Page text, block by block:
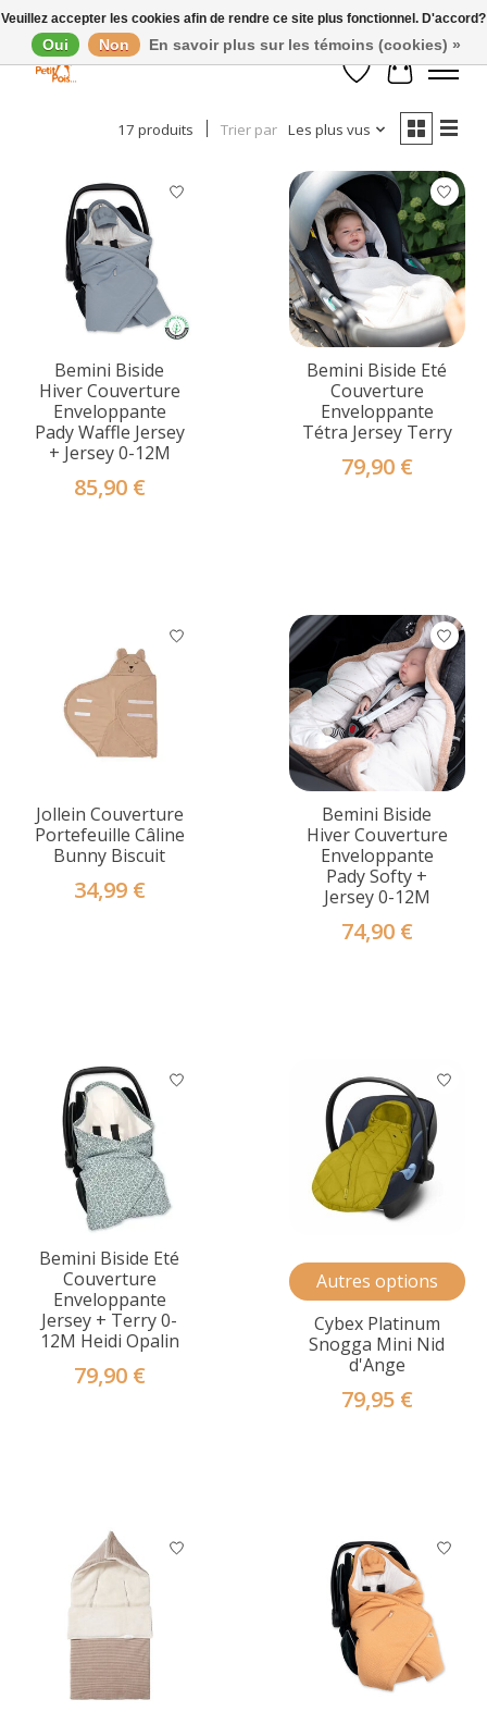
Liste de souhaits
Panier
Afficher les filtres
17 produits Trier par Les plus vus
Bemini Biside
Hiver Couverture
Enveloppante
Pady Waffle Jersey
+ Jersey 0-12M
85,90 €
Bemini Biside Eté
Couverture
Enveloppante
Tétra Jersey Terry
79,90 €
Jollein Couverture
Portefeuille Câline
Bunny Biscuit
34,99 €
Bemini Biside
Hiver Couverture
Enveloppante
Pady Softy +
Jersey 0-12M
74,90 €
Bemini Biside Eté
Couverture
Enveloppante
Jersey + Terry 0-
12M Heidi Opalin
79,90 €
Autres options
Cybex Platinum
Snogga Mini Nid
d'Ange
79,95 €
Veuillez accepter les cookies afin de rendre ce site plus fonctionnel. D'accord?
Oui Non En savoir plus sur les témoins (cookies) »